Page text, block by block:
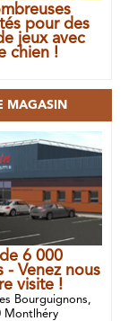
pour des
jeux avec
chien !
MAGASIN
6 000
- Venez nous
visite !
Bourguignons,
Montlhéry